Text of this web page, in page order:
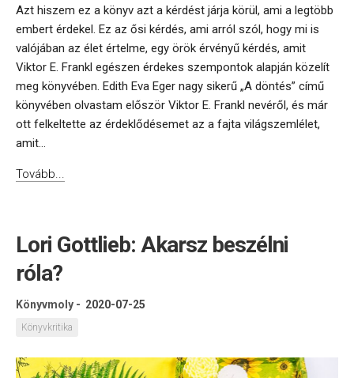
Azt hiszem ez a könyv azt a kérdést járja körül, ami a legtöbb
embert érdekel. Ez az ősi kérdés, ami arról szól, hogy mi is
valójában az élet értelme, egy örök érvényű kérdés, amit
Viktor E. Frankl egészen érdekes szempontok alapján közelít
meg könyvében. Edith Eva Eger nagy sikerű „A döntés” című
könyvében olvastam először Viktor E. Frankl nevéről, és már
ott felkeltette az érdeklődésemet az a fajta világszemlélet,
amit...
Tovább...
Lori Gottlieb: Akarsz beszélni
róla?
Könyvmoly - 2020-07-25
Könyvkritika